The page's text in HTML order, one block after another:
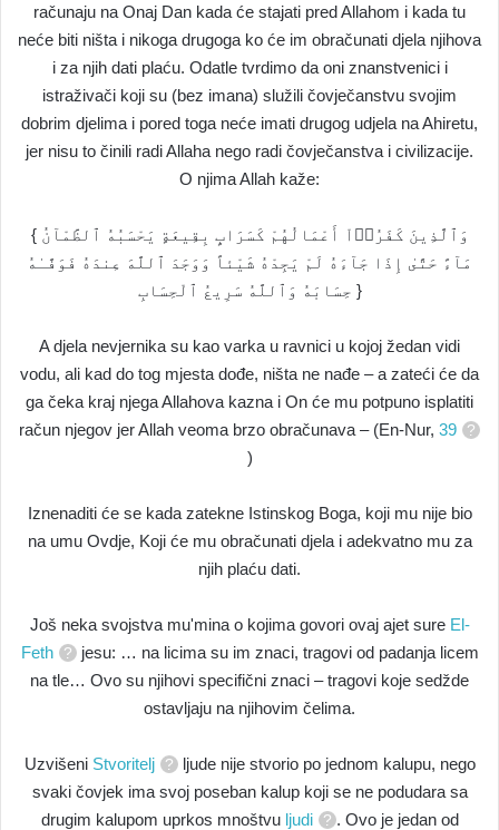
računaju na Onaj Dan kada će stajati pred Allahom i kada tu
neće biti ništa i nikoga drugoga ko će im obračunati djela njihova
i za njih dati plaću. Odatle tvrdimo da oni znanstvenici i
istraživači koji su (bez imana) služili čovječanstvu svojim
dobrim djelima i pored toga neće imati drugog udjela na Ahiretu,
jer nisu to činili radi Allaha nego radi čovječanstva i civilizacije.
O njima Allah kaže:
{ وَٱلَّذِينَ كَفَرُوۤاْ أَعْمَالُهُمْ كَسَرَابٍ بِقِيعَةٍ يَحْسَبُهُ ٱلظَّمْآنُ
مَآءً حَتَّىٰ إِذَا جَآءَهُ لَمْ يَجِدْهُ شَيْئاً وَوَجَدَ ٱللَّهَ عِندَهُ فَوَفَّـٰهُ
حِسَابَهُ وَٱللَّهُ سَرِيعُ ٱلْحِسَابِ }
A djela nevjernika su kao varka u ravnici u kojoj žedan vidi
vodu, ali kad do tog mjesta dođe, ništa ne nađe – a zateći će da
ga čeka kraj njega Allahova kazna i On će mu potpuno isplatiti
račun njegov jer Allah veoma brzo obračunava – (En-Nur, 39
)
Iznenaditi će se kada zatekne Istinskog Boga, koji mu nije bio
na umu Ovdje, Koji će mu obračunati djela i adekvatno mu za
njih plaću dati.
Još neka svojstva mu'mina o kojima govori ovaj ajet sure El-
Feth
jesu: … na licima su im znaci, tragovi od padanja licem
na tle… Ovo su njihovi specifični znaci – tragovi koje sedžde
ostavljaju na njihovim čelima.
Uzvišeni Stvoritelj
ljude nije stvorio po jednom kalupu, nego
svaki čovjek ima svoj poseban kalup koji se ne podudara sa
drugim kalupom uprkos mnoštvu ljudi
. Ovo je jedan od